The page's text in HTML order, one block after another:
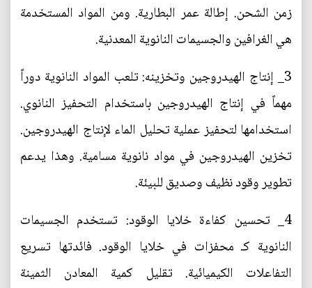
زمن الشحن. إطالة عمر البطارية. ومن المواد المستخدمة
هي الغرافين والجسيمات النانوية المعدنية.
3_ إنتاج الهيدروجين وتخزينه: تلعب المواد النانوية دوراً
مهماً في إنتاج الهيدروجين باستخدام التحفيز النانوي.
استخدامها لتحفيز عملية تحليل الماء لإنتاج الهيدروجين.
تخزين الهيدروجين في مواد نانوية مسامية. وهذا يدعم
تطوير وقود نظيف وصديق للبيئة.
4_ تحسين كفاءة خلايا الوقود: تستخدم الجسيمات
النانوية كـ محفزات في خلايا الوقود. فائدتها تسريع
التفاعلات الكيميائية. تقليل كمية المعادن الثمينة